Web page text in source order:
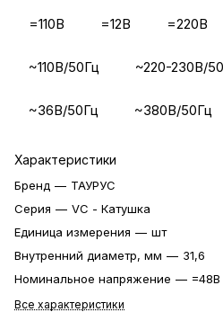
=110В =12В =220В
~110В/50Гц ~220-230В/
~36В/50Гц ~380В/50Гц
Характеристики
Бренд — ТАУРУС
Серия — VC - Катушка
Единица измерения — шт
Внутренний диаметр, мм — 31,6
Номинальное напряжение — =48В
Все характеристики